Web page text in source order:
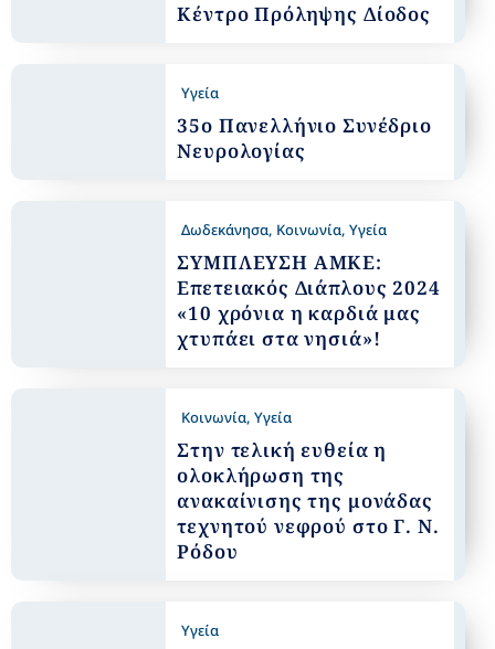
Κέντρο Πρόληψης Δίοδος
Υγεία
35ο Πανελλήνιο Συνέδριο
Νευρολογίας
Δωδεκάνησα, Κοινωνία,Υγεία
ΣΥΜΠΛΕΥΣΗ ΑΜΚΕ:
Επετειακός Διάπλους 2024
«10 χρόνια η καρδιά μας
χτυπάει στα νησιά»!
Κοινωνία,Υγεία
Στην τελική ευθεία η
ολοκλήρωση της
ανακαίνισης της μονάδας
τεχνητού νεφρού στο Γ. Ν.
Ρόδου
Υγεία